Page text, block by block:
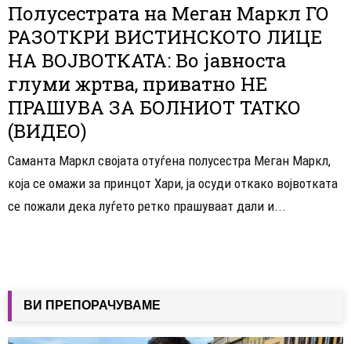
Полусестрата на Меган Маркл ГО
РАЗОТКРИ ВИСТИНСКОТО ЛИЦЕ
НА ВОЈВОТКАТА: Во јавноста
глуми жртва, приватно НЕ
ПРАШУВА ЗА БОЛНИОТ ТАТКО
(ВИДЕО)
Саманта Маркл својата отуѓена полусестра Меган Маркл,
која се омажи за принцот Хари, ја осуди откако војвотката
се пожали дека луѓето ретко прашуваат дали и...
ВИ ПРЕПОРАЧУВАМЕ